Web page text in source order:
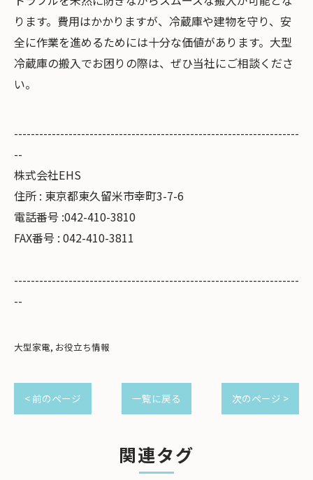
ります。費用はかかりますが、冷蔵庫や建物を守り、安
全に作業を進めるためには十分な価値があります。大型
冷蔵庫の搬入でお困りの際は、ぜひ当社にご相談くださ
い。
--------------------------------------------------------------------
--
株式会社EHS
住所 : 東京都東久留米市幸町3-7-6
電話番号 :042-410-3810
FAX番号 : 042-410-3811
--------------------------------------------------------------------
--
大型家電 お役立ち情報
< 前のページ 一覧に戻る 次のページ >
関連タグ